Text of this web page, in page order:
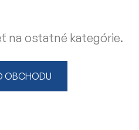
na ostatné kategórie.
OBCHODU